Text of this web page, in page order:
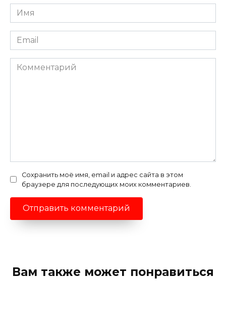
Имя
*
Email
*
Комментарий
Сохранить моё имя, email и адрес сайта в этом
браузере для последующих моих комментариев.
Вам также может понравиться